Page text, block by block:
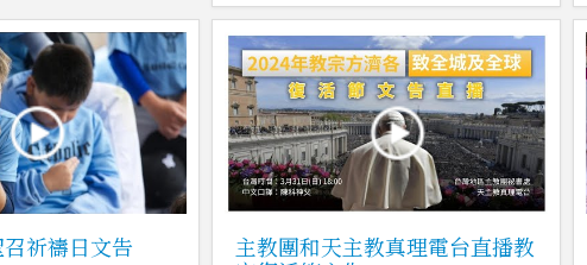
祈禱日文告
主教團和天主教真理電台直播教